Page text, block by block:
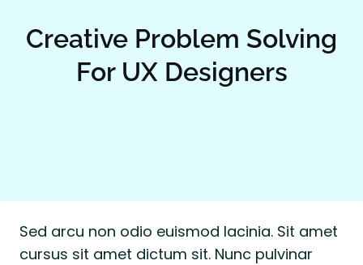
Creative Problem Solving
For UX Designers
Sed arcu non odio euismod lacinia. Sit amet
cursus sit amet dictum sit. Nunc pulvinar